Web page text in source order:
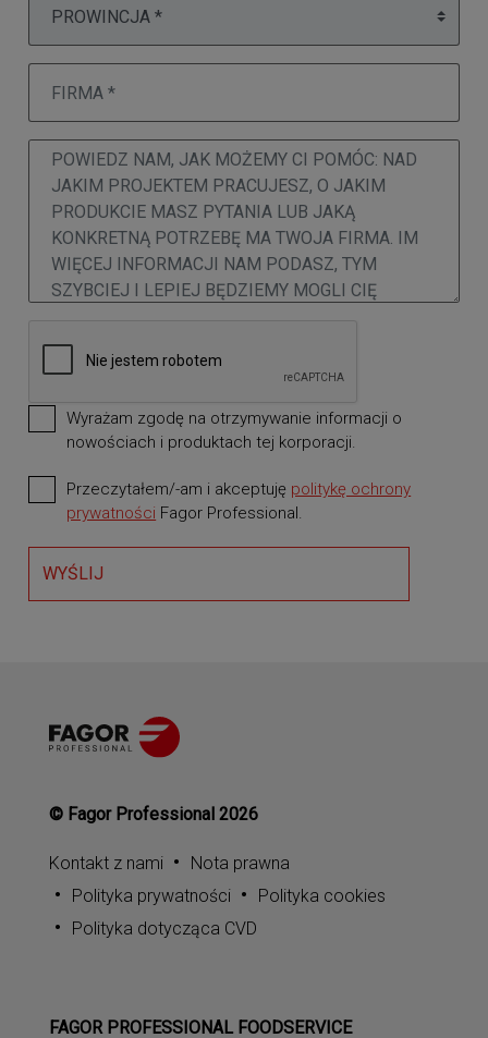
Wyrażam zgodę na otrzymywanie informacji o
nowościach i produktach tej korporacji.
Przeczytałem/-am i akceptuję politykę ochrony
prywatności Fagor Professional.
WYŚLIJ
© Fagor Professional 2026
Kontakt z nami
Nota prawna
Polityka prywatności
Polityka cookies
Polityka dotycząca CVD
FAGOR PROFESSIONAL FOODSERVICE